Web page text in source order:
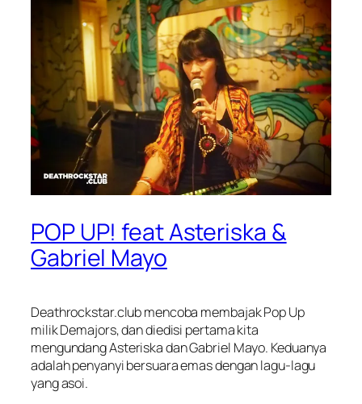
POP UP! feat Asteriska &
Gabriel Mayo
Deathrockstar.club mencoba membajak Pop Up
milik Demajors, dan diedisi pertama kita
mengundang Asteriska dan Gabriel Mayo. Keduanya
adalah penyanyi bersuara emas dengan lagu-lagu
yang asoi.